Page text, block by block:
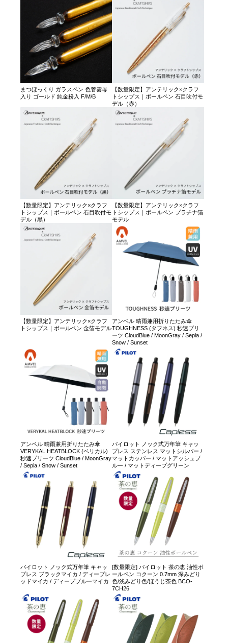
まつぼっくり ガラスペン 色管雲母
入り ゴールド 純金粉入 F/M/B
【数量限定】アンテリック×クラフ
トシップス｜ボールペン 石目吹付モ
デル（赤）
【数量限定】アンテリック×クラフ
トシップス｜ボールペン 石目吹付モ
デル（黒）
【数量限定】アンテリック×クラフ
トシップス｜ボールペン プラチナ箔
モデル
【数量限定】アンテリック×クラフ
トシップス｜ボールペン 金箔モデル
アンベル 晴雨兼用折りたたみ傘
TOUGHNESS (タフネス) 秒速プリ
ーツ CloudBlue / MoonGray / Sepia /
Snow / Sunset
アンベル 晴雨兼用折りたたみ傘
VERYKAL HEATBLOCK (ベリカル)
秒速プリーツ CloudBlue / MoonGray
/ Sepia / Snow / Sunset
パイロット ノック式万年筆 キャッ
プレス ステンレス マットシルバー /
マットカッパー / マットアッシュブ
ルー / マットディープグリーン
パイロット ノック式万年筆 キャッ
プレス ブラックマイカ / ディープレ
ッドマイカ / ディープブルーマイカ
[数量限定] パイロット 茶の恵 油性ボ
ールペン コクーン 0.7mm 深みどり
色/浅みどり色/ほうじ茶色 BCO-
7CH26